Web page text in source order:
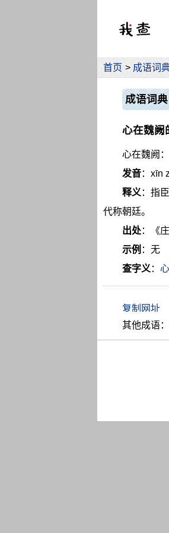
首页 > 成语词
成语词典
心在魏阙
心在魏阙：
发音：xīn
释义：指
代称朝廷。
出处：《
示例 ：无
查字义： 心
其他成语：